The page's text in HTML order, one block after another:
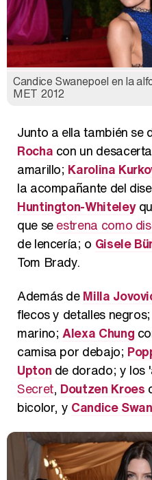
Candice Swanepoel en la
MET 2012
Junto a ella también se
Rocha con un
amarillo; Karolina
la acompañante del
Huntington-Whiteley
que seestrena como
de lencería; o Gisele
Tom Brady.
Además deMilla
flecos y detalles negros;
marino;Alexa Chung
camisa por debajo;
Upton de dorado; y los
Secret, Doutzen Kroes
bicolor, y Candice